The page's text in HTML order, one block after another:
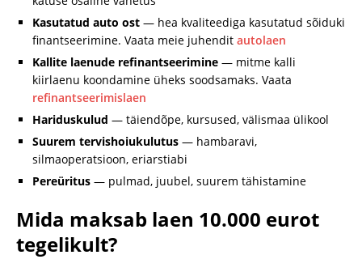
Kasutatud auto ost — hea kvaliteediga kasutatud sõiduki
finantseerimine. Vaata meie juhendit autolaen
Kallite laenude refinantseerimine — mitme kalli
kiirlaenu koondamine üheks soodsamaks. Vaata
refinantseerimislaen
Hariduskulud — täiendõpe, kursused, välismaa ülikool
Suurem tervishoiukulutus — hambaravi,
silmaoperatsioon, eriarstiabi
Pereüritus — pulmad, juubel, suurem tähistamine
Mida maksab laen 10.000 eurot
tegelikult?